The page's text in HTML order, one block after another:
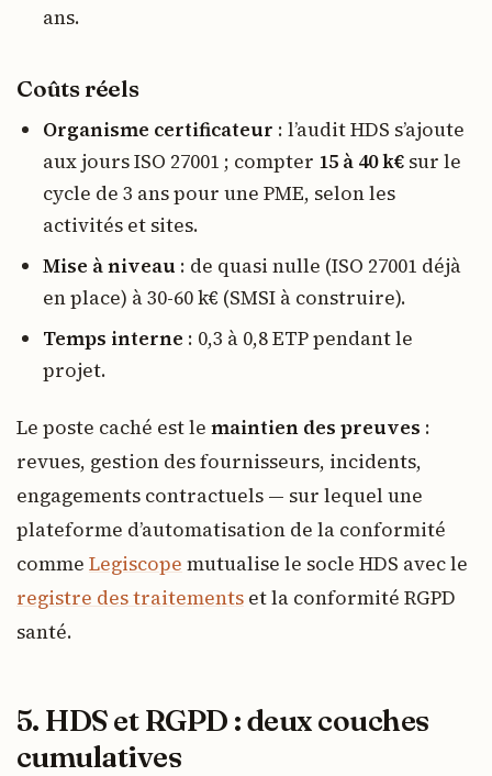
ans.
Coûts réels
Organisme certificateur : l’audit HDS s’ajoute
aux jours ISO 27001 ; compter 15 à 40 k€ sur le
cycle de 3 ans pour une PME, selon les
activités et sites.
Mise à niveau : de quasi nulle (ISO 27001 déjà
en place) à 30-60 k€ (SMSI à construire).
Temps interne : 0,3 à 0,8 ETP pendant le
projet.
Le poste caché est le maintien des preuves :
revues, gestion des fournisseurs, incidents,
engagements contractuels — sur lequel une
plateforme d’automatisation de la conformité
comme Legiscope mutualise le socle HDS avec le
registre des traitements et la conformité RGPD
santé.
5. HDS et RGPD : deux couches
cumulatives